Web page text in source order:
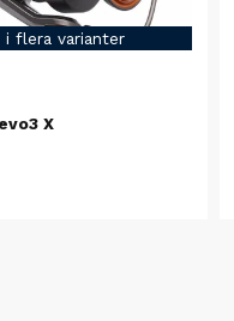
i flera varianter
X